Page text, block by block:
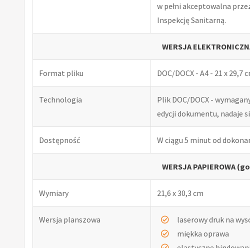
w pełni akceptowalna
Inspekcję Sanitarną.
WERSJA
Format pliku DOC/DOCX - A4 - 21 x 29,7
Technologia
Plik DOC/DOCX -
edycji dokumentu, nadaje
Dostępność W ciągu 5 minut od
WERSJA PAPIEROWA
Wymiary 21,6 x 30,3 cm
Wersja planszowa laserowy druk na
miękka oprawa